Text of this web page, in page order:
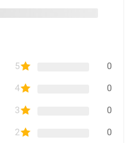
5 0
4 0
3 0
2 0